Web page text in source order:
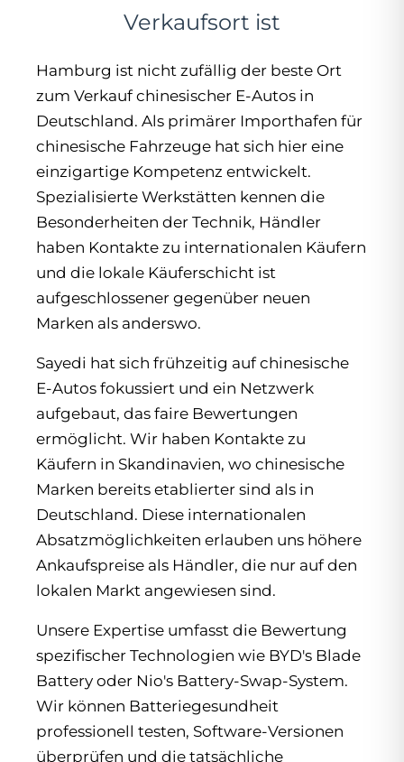
Verkaufsort ist
Hamburg ist nicht zufällig der beste Ort
zum Verkauf chinesischer E-Autos in
Deutschland. Als primärer Importhafen für
chinesische Fahrzeuge hat sich hier eine
einzigartige Kompetenz entwickelt.
Spezialisierte Werkstätten kennen die
Besonderheiten der Technik, Händler
haben Kontakte zu internationalen Käufern
und die lokale Käuferschicht ist
aufgeschlossener gegenüber neuen
Marken als anderswo.
Sayedi hat sich frühzeitig auf chinesische
E-Autos fokussiert und ein Netzwerk
aufgebaut, das faire Bewertungen
ermöglicht. Wir haben Kontakte zu
Käufern in Skandinavien, wo chinesische
Marken bereits etablierter sind als in
Deutschland. Diese internationalen
Absatzmöglichkeiten erlauben uns höhere
Ankaufspreise als Händler, die nur auf den
lokalen Markt angewiesen sind.
Unsere Expertise umfasst die Bewertung
spezifischer Technologien wie BYD's Blade
Battery oder Nio's Battery-Swap-System.
Wir können Batteriegesundheit
professionell testen, Software-Versionen
überprüfen und die tatsächliche